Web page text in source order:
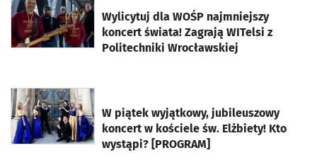
Wylicytuj dla WOŚP najmniejszy
koncert świata! Zagrają WITelsi z
Politechniki Wrocławskiej
W piątek wyjątkowy, jubileuszowy
koncert w kościele św. Elżbiety! Kto
wystąpi? [PROGRAM]
otworzy się w nowej karcie